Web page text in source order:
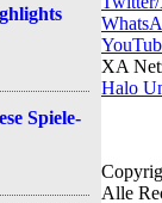
Spiele-
XA
Halo
Alle